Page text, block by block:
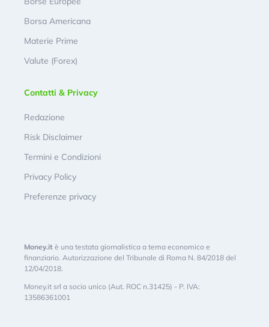
Borsa Americana
Materie Prime
Valute (Forex)
Contatti & Privacy
Redazione
Risk Disclaimer
Termini e Condizioni
Privacy Policy
Preferenze privacy
Money.it è una testata giornalistica a tema economico e
finanziario. Autorizzazione del Tribunale di Roma N. 84/2018 del
12/04/2018.
Money.it srl a socio unico (Aut. ROC n.31425) - P. IVA:
13586361001